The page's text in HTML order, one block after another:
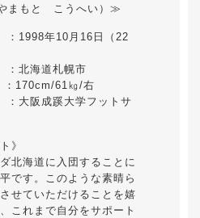
まもと こうへい）≫
年10月16日（22
道札幌市
170cm/61㎏/右
成蹊大学フットサ
》
北海道に入団することに
です。このような素晴ら
せていただけることを嬉
これまで自分をサポート